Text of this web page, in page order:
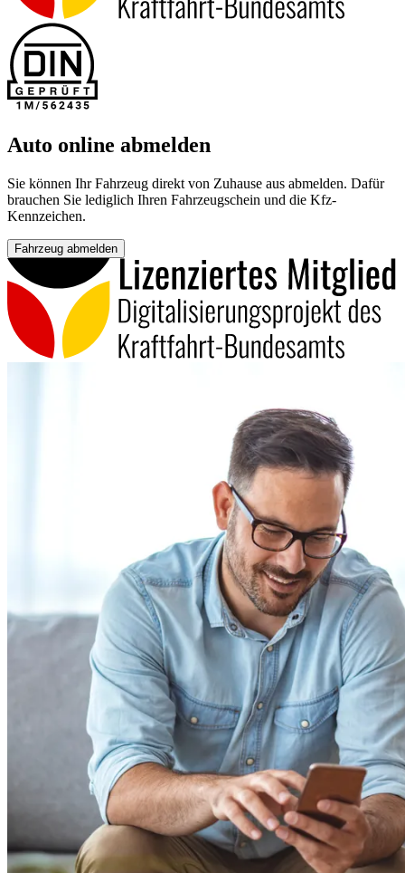
Auto online abmelden
Sie können Ihr Fahrzeug direkt von Zuhause aus abmelden. Dafür
brauchen Sie lediglich Ihren Fahrzeugschein und die Kfz-
Kennzeichen.
Fahrzeug abmelden